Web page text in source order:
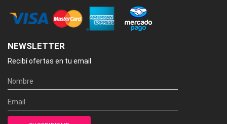
NEWSLETTER
Recibí ofertas en tu email